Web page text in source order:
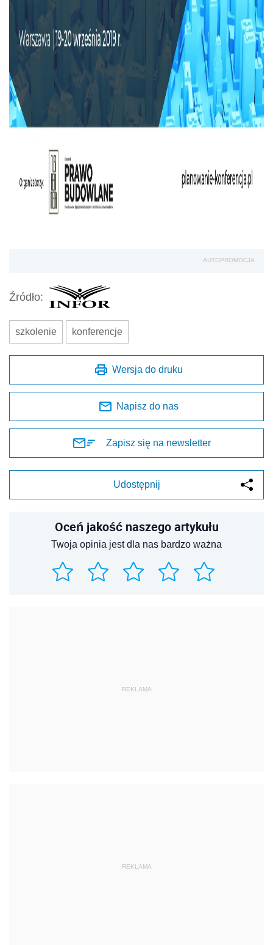
AUTOPROMOCJA
Źródło:
szkolenie konferencje
Wersja do druku
Napisz do nas
Zapisz się na newsletter
Udostępnij
Oceń jakość naszego artykułu
Twoja opinia jest dla nas bardzo ważna
REKLAMA
REKLAMA